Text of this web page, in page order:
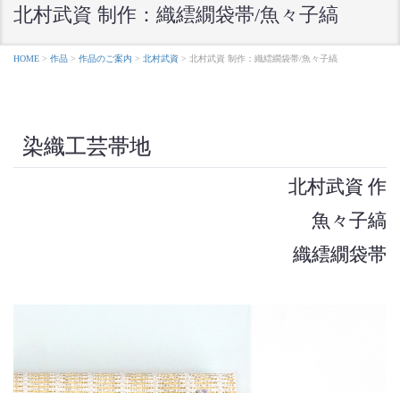
北村武資 制作：織繧繝袋帯/魚々子縞
HOME > 作品 > 作品のご案内 > 北村武資 > 北村武資 制作：織繧繝袋帯/魚々子縞
染織工芸帯地
北村武資 作
魚々子縞
織繧繝袋帯